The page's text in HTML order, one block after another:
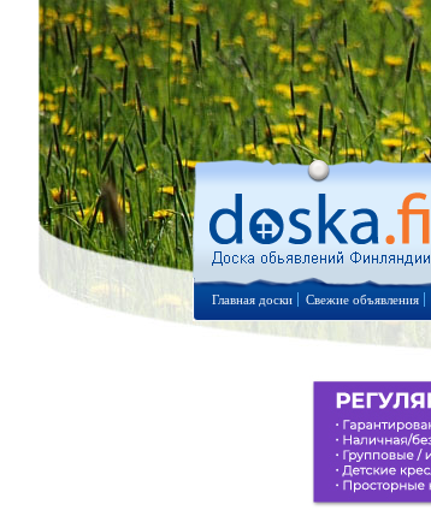
Главная доски Свежие объявления